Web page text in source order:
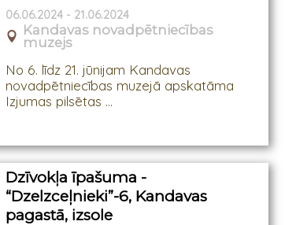
06.06.2024 - 21.06.2024
Kandavas novadpētniecības
muzejs
No 6. līdz 21. jūnijam Kandavas
novadpētniecības muzejā apskatāma
Izjumas pilsētas ...
Dzīvokļa īpašuma -
“Dzelzceļnieki”-6, Kandavas
pagastā, izsole